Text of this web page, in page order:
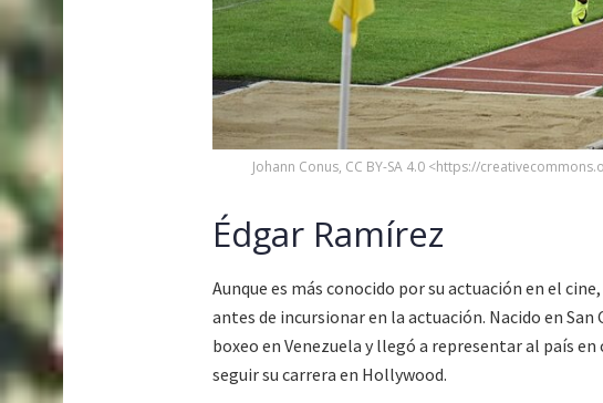
Johann Conus, CC BY-SA 4.0 <https://
Édgar Ramírez
Aunque es más conocido por su actuación en el
antes de incursionar en la actuación. Nacido en
boxeo en Venezuela y llegó a representar al país
seguir su carrera en Hollywood.